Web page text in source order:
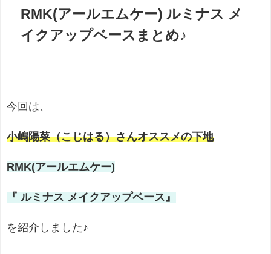
RMK(アールエムケー) ルミナス メ
イクアップベースまとめ♪
今回は、
小嶋陽菜（こじはる）さんオススメの下地
RMK(アールエムケー)
『 ルミナス メイクアップベース』
を紹介しました♪